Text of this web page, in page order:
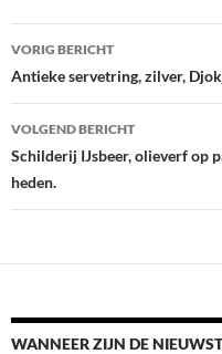
Berichtnavigatie
VORIG BERICHT
Antieke servetring, zilver,
VOLGEND BERICHT
Schilderij IJsbeer, olieverf op
heden.
WANNEER ZIJN DE